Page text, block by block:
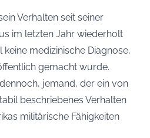
Verhalten seit seiner
im letzten Jahr wiederholt
medizinische Diagnose,
gemacht wurde.
jemand, der ein von
beschriebenes Verhalten
militärische Fähigkeiten